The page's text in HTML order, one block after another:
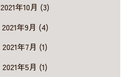
2021年10月 (3)
2021年9月 (4)
2021年7月 (1)
2021年5月 (1)